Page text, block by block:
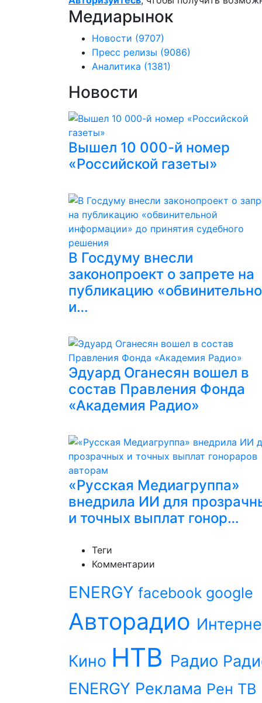
Медиарынок
Новости (9707)
Пресс релизы (9086)
Аналитика (1381)
Новости
Вышел 10 000-й номер
«Российской газеты»
В Госдуму внесли
законопроект о запрете на
публикацию
и…
Эдуард Оганесян вошел в
состав Правления Фонда
«Академия Радио»
«Русская Медиагруппа»
внедрила ИИ для
и точных выплат гонор…
Теги
Комментарии
ENERGY facebook google
Авторадио
Кино НТВ Радио
ENERGY Реклама Рен ТВ